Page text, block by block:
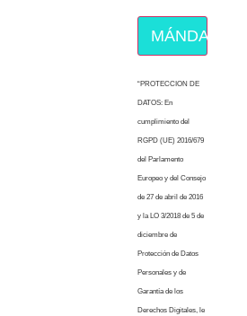
MÁNDAME
“PROTECCION DE
DATOS: En
cumplimiento del
RGPD (UE) 2016/679
del Parlamento
Europeo y del Consejo
de 27 de abril de 2016
y la LO 3/2018 de 5 de
diciembre de
Protección de Datos
Personales y de
Garantía de los
Derechos Digitales, le